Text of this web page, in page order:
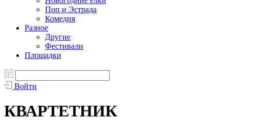
Поп и Эстрада
Комедия
Разное
Другие
Фестивали
Площадки
Войти
КВАРТЕТНИК